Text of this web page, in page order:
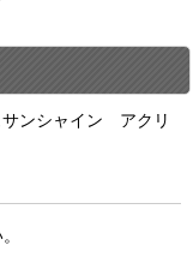
ンシャイン アクリ